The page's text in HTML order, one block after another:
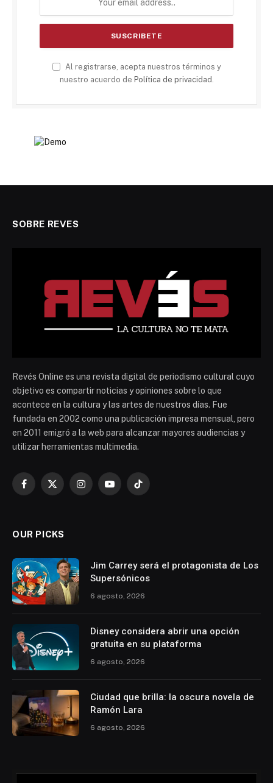
Al registrarse, acepta nuestros términos y
nuestro acuerdo de Política de privacidad
SOBRE REVES
Revés Online es una revista digital de periodismo cultural cuyo
objetivo es compartir noticias y opiniones sobre lo que
acontece en la cultura y las artes de nuestros días. Fue
fundada en 2002 como una publicación impresa mensual, pero
en 2011 emigró a la web para alcanzar mayores audiencias y
utilizar herramientas multimedia.
Facebook
X
InstagramYouTubeTikTok
OUR PICKS
Jim Carrey será el protagonista de Los
Supersónicos
6 agosto, 2026
Disney considera abrir una opción
gratuita en su plataforma
6 agosto, 2026
Ciudad que brilla: la oscura novela de
Ramón Lara
6 agosto, 2026